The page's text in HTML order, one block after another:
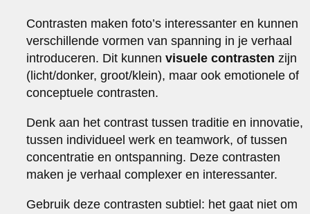
Contrasten maken foto’s interessanter en kunnen
verschillende vormen van spanning in je verhaal
introduceren. Dit kunnenvisuele contrasten zijn
(licht/donker, groot/klein), maar ook emotionele of
conceptuele contrasten.
Denk aan het contrast tussen traditie en innovatie,
tussen individueel werk en teamwork, of tussen
concentratie en ontspanning. Deze contrasten
maken je verhaal complexer en interessanter.
Gebruik deze contrasten subtiel: het gaat niet om